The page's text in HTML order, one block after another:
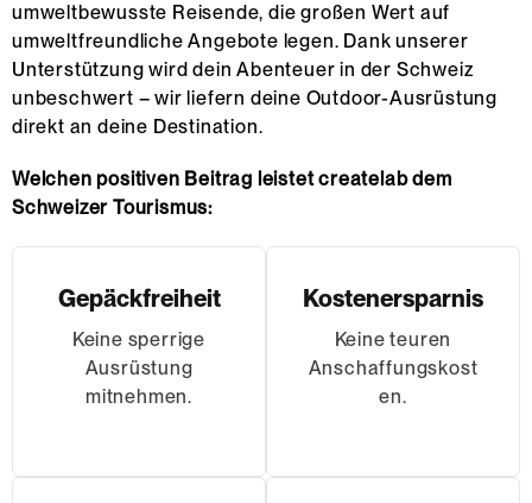
umweltbewusste Reisende, die großen Wert auf
umweltfreundliche Angebote legen. Dank unserer
Unterstützung wird dein Abenteuer in der Schweiz
unbeschwert – wir liefern deine Outdoor-Ausrüstung
direkt an deine Destination.
Welchen positiven Beitrag leistet createlab dem
Schweizer Tourismus:
Gepäckfreiheit
Keine sperrige
Ausrüstung
mitnehmen.
Kostenersparnis
Keine teuren
Anschaffungskost
en.